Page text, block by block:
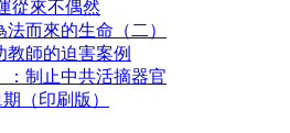
從來不偶然
而來的生命（二）
教師的迫害案例
：制止中共活摘器官
（印刷版）